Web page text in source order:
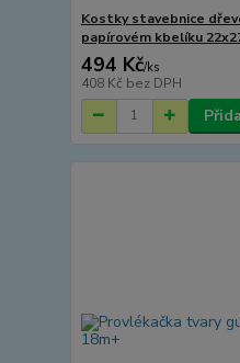
Kostky stavebnice
papírovém kbelíku
494 Kč/ks
408 Kč bez DPH